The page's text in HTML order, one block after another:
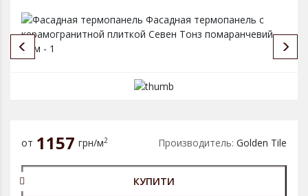
от 1157 грн/м2 Производитель: Golden Tile
КУПИТИ